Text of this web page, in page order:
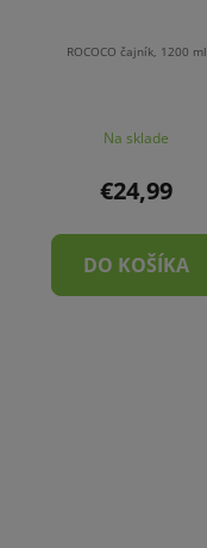
ROCOCO čajník, 1200 ml
Na sklade
€24,99
DO KOŠÍKA